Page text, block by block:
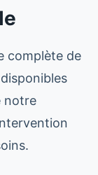
complète de
notre